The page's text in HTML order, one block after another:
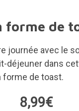
forme de
journée avec le
déjeuner dans
de toast.
8,99€